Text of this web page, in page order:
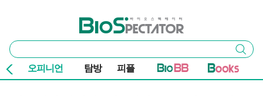
바이오스펙테이터
통
합
검
색
검색
오피니언 탐방 피플